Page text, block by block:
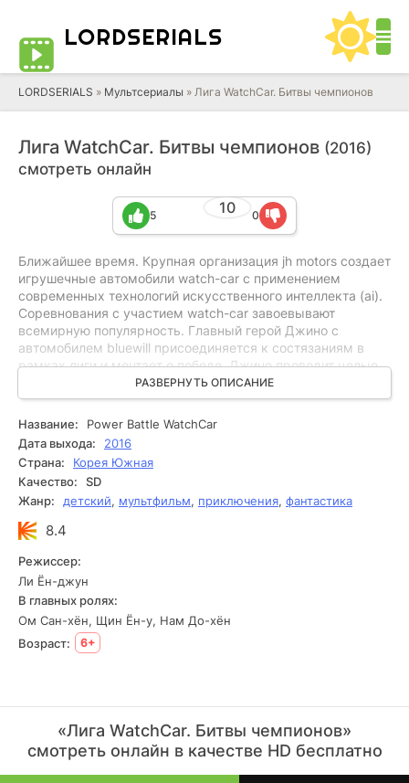
LORDSERIALS
LORDSERIALS » Мультсериалы » Лига WatchCar. Битвы чемпионов
Лига WatchCar. Битвы чемпионов (2016)
смотреть онлайн
10
5 0
Ближайшее время. Крупная организация jh motors создает
игрушечные автомобили watch-car с применением
современных технологий искусственного интеллекта (ai).
Соревнования с участием watch-car завоевывают
всемирную популярность. Главный герой Джино с
автомобилем bluewill присоединяется к состязаниям в
рамках лиги и мечтает о победе. Джино проводит целые
дни в автоцентре watch-car вместе со своими друзьями,
готовясь к турниру. В это же время появляется темная
организация, которая пытается уничтожить все
герои сделают все возможное, чтобы защитить свой город
и всех watch-car в мире. Ключ на пуск - и вперед!
Начинается самое захватывающее приключение!
РАЗВЕРНУТЬ ОПИСАНИЕ
Название:
Power Battle WatchCar
Дата выхода:
2016
Страна:
Корея Южная
Качество:
SD
Жанр:
детский, мультфильм, приключения, фантастика
8.4
Режиссер:
Ли Ён-джун
В главных ролях:
Ом Сан-хён, Щин Ён-у, Нам До-хён
Возраст:
6+
«Лига WatchCar. Битвы чемпионов»
смотреть онлайн в качестве HD бесплатно